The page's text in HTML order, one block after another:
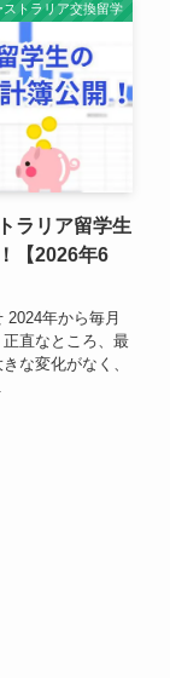
ストラリア交換留学
ラリア留学生
【2026年6
年から毎月
直なところ、最
な変化がなく、